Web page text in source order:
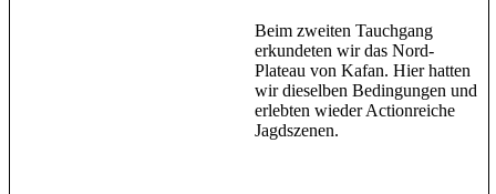
Beim zweiten Tauchgang
erkundeten wir das Nord-
Plateau von Kafan. Hier hatten
wir dieselben Bedingungen und
erlebten wieder Actionreiche
Jagdszenen.